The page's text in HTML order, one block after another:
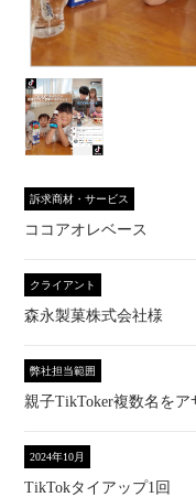
訴求商材・サービス
ココアオレベース
クライアント
森永製菓株式会社様
弊社担当範囲
親子TikToker複数名をア
2024年10月
TikTokタイアップ1回